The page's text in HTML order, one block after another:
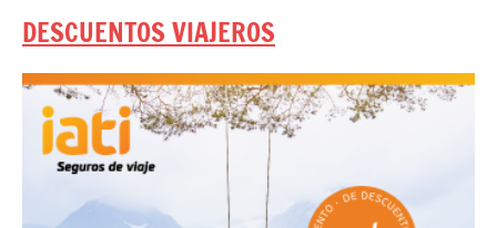
DESCUENTOS VIAJEROS